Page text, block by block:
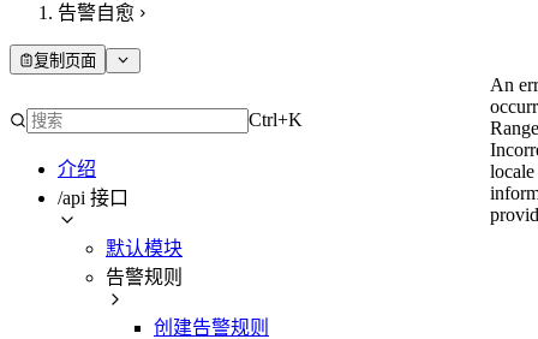
告警自愈
复制页面
Ctrl+K
介绍
/api 接口
默认模块
告警规则
创建告警规则
An
locale